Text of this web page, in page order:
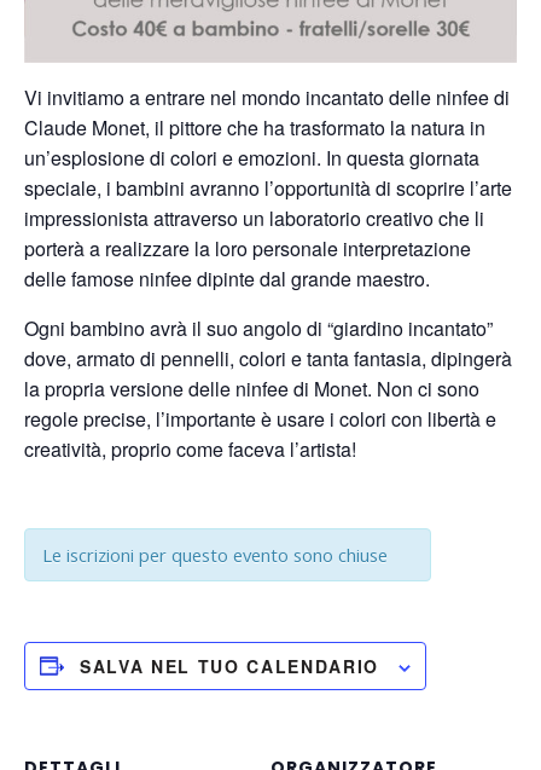
Vi invitiamo a entrare nel mondo incantato delle ninfee di
Claude Monet, il pittore che ha trasformato la natura in
un’esplosione di colori e emozioni. In questa giornata
speciale, i bambini avranno l’opportunità di scoprire l’arte
impressionista attraverso un laboratorio creativo che li
porterà a realizzare la loro personale interpretazione
delle famose ninfee dipinte dal grande maestro.
Ogni bambino avrà il suo angolo di “giardino incantato”
dove, armato di pennelli, colori e tanta fantasia, dipingerà
la propria versione delle ninfee di Monet. Non ci sono
regole precise, l’importante è usare i colori con libertà e
creatività, proprio come faceva l’artista!
Le iscrizioni per questo evento sono chiuse
SALVA NEL TUO CALENDARIO